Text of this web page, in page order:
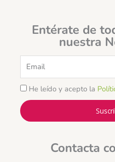
Entérate de
nuestra
He leído y acepto la
Contacta